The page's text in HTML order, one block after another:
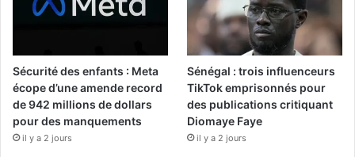
Sécurité des enfants : Meta
écope d’une amende record
de 942 millions de dollars
pour des manquements
il y a 2 jours
Sénégal : trois influenceurs
TikTok emprisonnés pour
des publications critiquant
Diomaye Faye
il y a 2 jours